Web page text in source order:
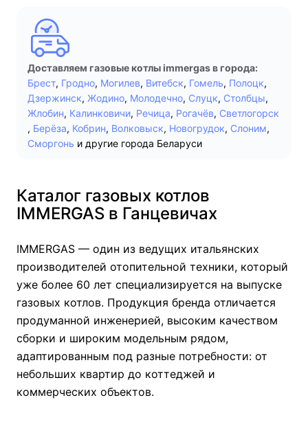
Доставляем газовые котлы immergas в города:
Брест, Гродно, Могилев, Витебск, Гомель, Полоцк,
Дзержинск, Жодино, Молодечно, Слуцк, Столбцы,
Жлобин, Калинковичи, Речица, Рогачёв, Светлогорск
, Берёза, Кобрин, Волковыск, Новогрудок, Слоним,
Сморгонь и другие города Беларуси
Каталог газовых котлов
IMMERGAS в Ганцевичах
IMMERGAS — один из ведущих итальянских
производителей отопительной техники, который
уже более 60 лет специализируется на выпуске
газовых котлов. Продукция бренда отличается
продуманной инженерией, высоким качеством
сборки и широким модельным рядом,
адаптированным под разные потребности: от
небольших квартир до коттеджей и
коммерческих объектов.